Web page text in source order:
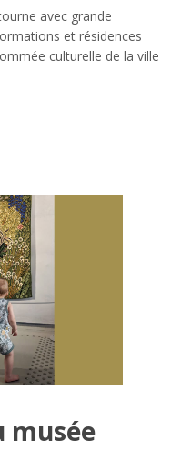
avec grande
et résidences
culturelle de la ville
musée